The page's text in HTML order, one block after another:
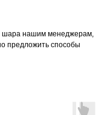
шара нашим менеджерам,
предложить способы